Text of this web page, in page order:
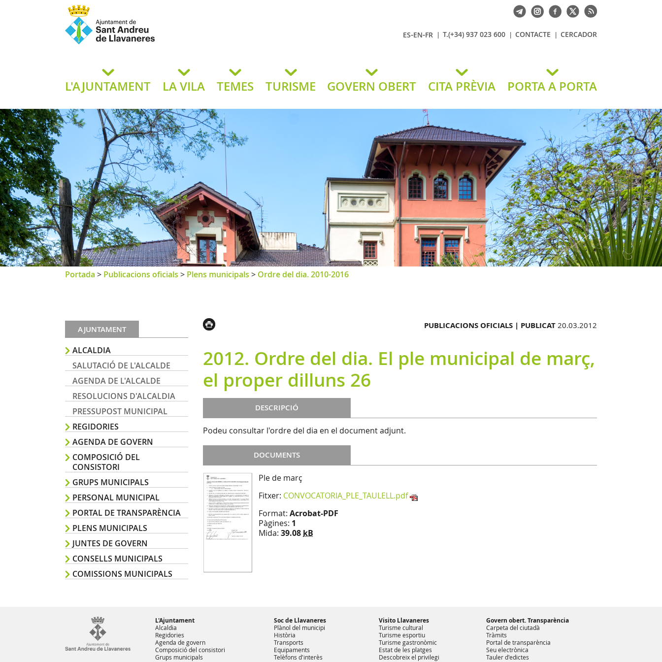
de Llavaneres
ES-EN-FR T.(+34) 937 023 600 CONTACTE CERCADOR
L'AJUNTAMENT LA VILA TEMES TURISME GOVERN OBERT CITA PRÈVIA PORTA A PORTA
Portada > Publicacions oficials > Plens municipals > Ordre del dia. 2010-2016
AJUNTAMENT
ALCALDIA
SALUTACIÓ DE L'ALCALDE
AGENDA DE L'ALCALDE
RESOLUCIONS D'ALCALDIA
PRESSUPOST MUNICIPAL
REGIDORIES
AGENDA DE GOVERN
COMPOSICIÓ DEL
CONSISTORI
GRUPS MUNICIPALS
PERSONAL MUNICIPAL
PORTAL DE TRANSPARÈNCIA
PLENS MUNICIPALS
JUNTES DE GOVERN
CONSELLS MUNICIPALS
COMISSIONS MUNICIPALS
PUBLICACIONS OFICIALS | PUBLICAT 20.03.2012
2012. Ordre del dia. El ple municipal de març,
el proper dilluns 26
DESCRIPCIÓ
Podeu consultar l'ordre del dia en el document adjunt.
DOCUMENTS
Ple de març
Fitxer: CONVOCATORIA_PLE_TAULELL.pdf
Format: Acrobat-PDF
Pàgines: 1
Mida: 39.08 kB
L'Ajuntament
Alcaldia
Regidories
Agenda de govern
Composició del consistori
Grups municipals
Soc de Llavaneres
Plànol del municipi
Història
Transports
Equipaments
Telèfons d'interès
Visito Llavaneres
Turisme cultural
Turisme esportiu
Turisme gastronòmic
Estat de les platges
Descobreix el privilegi
Govern obert. Transparència
Carpeta del ciutadà
Tràmits
Portal de transparència
Seu electrònica
Tauler d'edictes